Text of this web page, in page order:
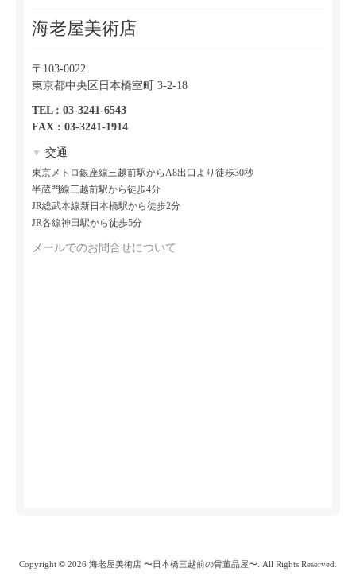
海老屋美術店
〒103-0022
東京都中央区日本橋室町 3-2-18
TEL : 03-3241-6543
FAX : 03-3241-1914
▼ 交通
東京メトロ銀座線三越前駅からA8出口より徒歩30秒
半蔵門線三越前駅から徒歩4分
JR総武本線新日本橋駅から徒歩2分
JR各線神田駅から徒歩5分
メールでのお問合せについて
Copyright © 2026 海老屋美術店 〜日本橋三越前の骨董品屋〜. All Rights Reserved.